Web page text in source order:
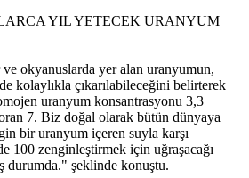
YIL YETECEK URANYUM
okyanuslarda yer alan uranyumun,
kolaylıkla çıkarılabileceğini belirterek
uranyum konsantrasyonu 3,3
7. Biz doğal olarak bütün dünyaya
bir uranyum içeren suyla karşı
100 zenginleştirmek için uğraşacağı
durumda." şeklinde konuştu.